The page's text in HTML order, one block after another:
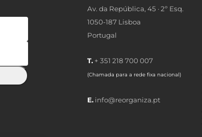
Av. da República, 45 · 2º Esq.
1050-187 Lisboa
Portugal
T. + 351 218 700 007
(Chamada para a rede fixa nacional)
E. info@reorganiza.pt